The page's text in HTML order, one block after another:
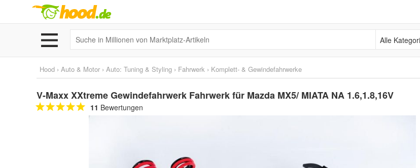
Alle Kategorien
Hood › Auto & Motor › Auto: Tuning & Styling › Fahrwerk › Komplett- & Gewindefahrwerke
V-Maxx XXtreme Gewindefahrwerk Fahrwerk für Mazda MX5/ MIATA NA 1.6,1.8,16V
11 Bewertungen